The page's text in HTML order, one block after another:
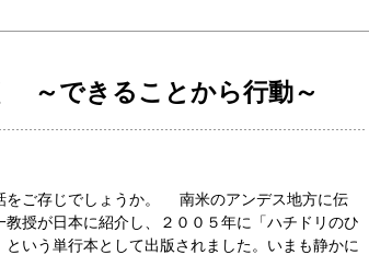
～できることから行動～
をご存じでしょうか。 南米のアンデス地方に伝
授が日本に紹介し、２００５年に「ハチドリのひ
いう単行本として出版されました。いまも静かに